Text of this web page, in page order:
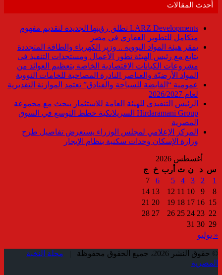
أحدث المقالات
LARZ Developments تطلق رؤيتها الجديدة لتقديم مفهوم
متكامل للتطوير العقاري في مصر
بمقر هيئة المواد النووية .. وزير الكهرباء والطاقة المتجددة
يتابع مع رئيس الهيئة تطور الأعمال ومستجدات التنفيذ فى
مشروعات الكيانات الاقتصادية الخاصة بتعظيم العوائد من
المواد الأرضيّة والعناصر النادرة المصاحبة للخامات النووية
عمومية “القابضة للسياحة والفنادق” تعتمد الموازنة التقديرية
لعام 2026/2027
الرئيس التنفيذي للهيئة العامة للاستثمار يبحث مع مجموعة
Hirdaramani Group السريلانكية خطط التوسع في السوق
المصرية
المركز الإعلامي لمجلس الوزراء يستعرض تفاصيل طرح
وزارة الإسكان وحدات سكنية بنظام الإيجار
أغسطس 2026
س د ن ث أرب خ
ج
1
2
3
4
5
6
7
8
9
10
11
12
13
14
15
16
17
18
19
20
21
22
23
24
25
26
27
28
29
30
31
« يوليو
© حقوق النشر 2026، جميع الحقوق محفوظة |
مجلة النخبة
المصرية